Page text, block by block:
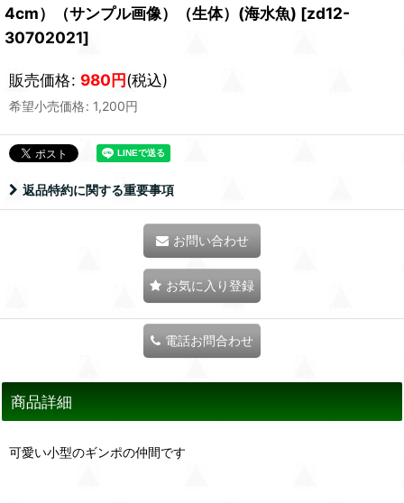
4cm）（サンプル画像）（生体）(海水魚) [zd12-
30702021]
販売価格: 980円(税込)
希望小売価格: 1,200円
返品特約に関する重要事項
お問い合わせ
お気に入り登録
電話お問合わせ
商品詳細
可愛い小型のギンポの仲間です